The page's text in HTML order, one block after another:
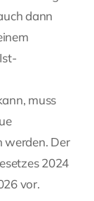
dann
muss
werden. Der
2024
vor.